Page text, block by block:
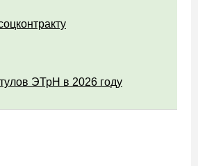
ЭТрН в 2026 году